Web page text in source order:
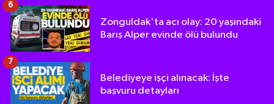
Zonguldak'ta acı olay: 20 yaşındaki
Barış Alper evinde ölü bulundu
6
Belediyeye işçi alınacak: İşte
başvuru detayları
7